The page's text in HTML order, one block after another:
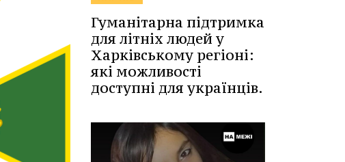
Гуманітарна підтримка
для літніх людей у
Харківському регіоні:
які можливості
доступні для українців.